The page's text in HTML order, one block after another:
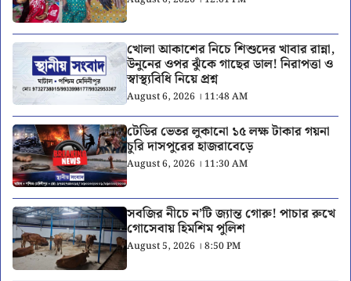
খোলা আকাশের নিচে শিশুদের খাবার রান্না,
উনুনের ওপর ঝুঁকে গাছের ডাল! নিরাপত্তা ও
স্বাস্থ্যবিধি নিয়ে প্রশ্ন
August 6, 2026 । 11:48 AM
টেডির ভেতর লুকানো ১৫ লক্ষ টাকার গয়না
চুরি দাসপুরের হাজরাবেড়ে
August 6, 2026 । 11:30 AM
সবজির নীচে ন’টি জ্যান্ত গোরু! পাচার রুখে
গোসেবায় হিমশিম পুলিশ
August 5, 2026 । 8:50 PM